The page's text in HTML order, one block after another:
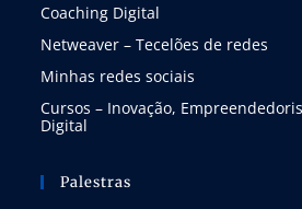
Coaching Digital
Netweaver – Tecelões de redes
Minhas redes sociais
Cursos – Inovação,
Digital
Palestras